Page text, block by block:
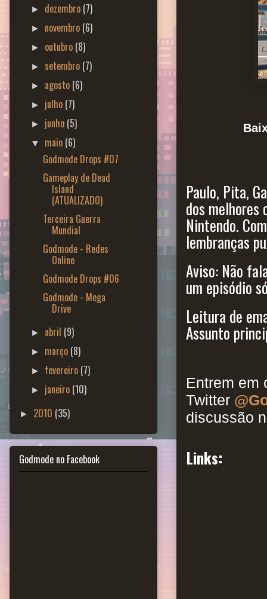
Paulo, Pita,
dos melhores
Nintendo.
lembranças
Aviso: Não
um episódio
Leitura de
Assunto
Entrem em
Twitter
discussão
Links:
► dezembro (7)
► novembro (6)
► outubro (8)
► setembro (7)
► agosto (6)
► julho (7)
► junho (5)
▼ maio (6)
Godmode Drops #07
Gameplay de Dead
Island
(ATUALIZADO)
Terceira Guerra
Mundial
Godmode - Redes
Online
Godmode Drops #06
Godmode - Mega
Drive
► abril (9)
► março (8)
► fevereiro (7)
► janeiro (10)
► 2010 (35)
Godmode no Facebook